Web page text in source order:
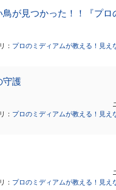
： プロのミディアムが教える！見え
守護
： プロのミディアムが教える！見え
： プロのミディアムが教える！見え